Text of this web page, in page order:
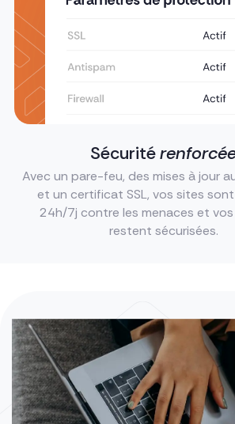
Sécurité
Avec un pare-feu, des mises à jour
et un certificat SSL, vos sites
24h/7j contre les menaces et
restent sécurisées.